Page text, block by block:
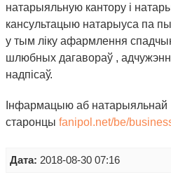
натарыяльную кантору і
кансультацыю натарыуса па
у тым ліку афармлення
шлюбных дагавораў ,
надпісаў.
Інфармацыю аб натарыяльнай
старонцыfanipol.net/be/
Дата: 2018-08-30 07:16